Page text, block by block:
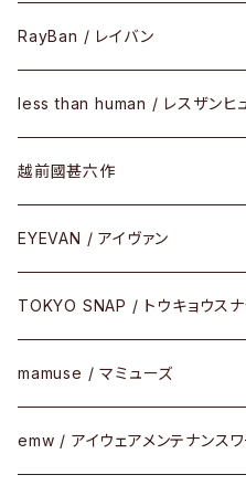
SIRMONT（サーモントシリーズ）
SUNSHIFT
ケア用品
その他
メガネフレーム
サングラス
Frogskins(フロッグスキン )
Latch(ラッチ)
その他
修理
小物
RayBan / レイバン
メガネフレーム
サングラス
その他
less than human / レスザンヒ
メガネフレーム
サングラス
その他
越前國甚六作
セルフレーム
メタルフレーム
コンビフレーム
EYEVAN / アイヴァン
メガネ
サングラス
その他
TOKYO SNAP / トウキョウスナ
セルフレーム
メタルフレーム
mamuse / マミューズ
セル
emw / アイウェアメンテナンスワ